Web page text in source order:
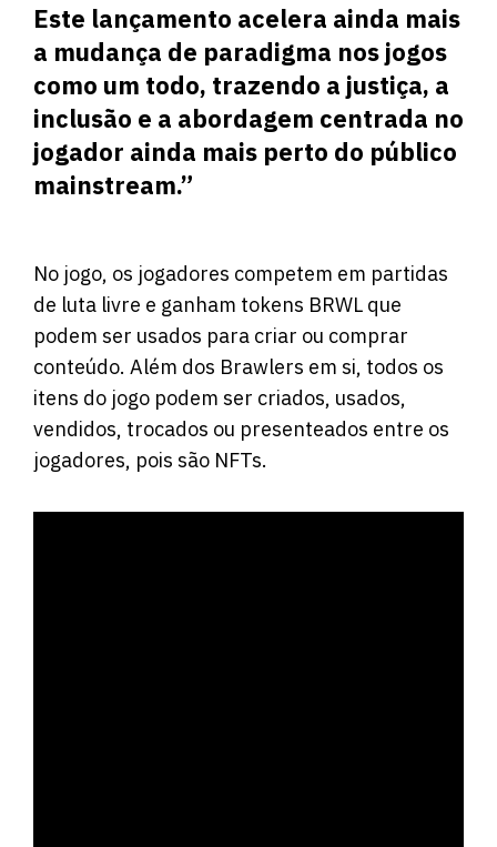
Este lançamento acelera ainda mais
a mudança de paradigma nos jogos
como um todo, trazendo a justiça, a
inclusão e a abordagem centrada no
jogador ainda mais perto do público
mainstream.”
No jogo, os jogadores competem em partidas
de luta livre e ganham tokens BRWL que
podem ser usados para criar ou comprar
conteúdo. Além dos Brawlers em si, todos os
itens do jogo podem ser criados, usados,
vendidos, trocados ou presenteados entre os
jogadores, pois são NFTs.